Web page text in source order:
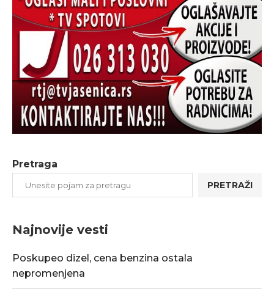
Pretraga
PRETRAŽI
Najnovije vesti
Poskupeo dizel, cena benzina ostala
nepromenjena